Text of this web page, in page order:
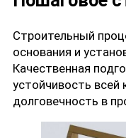
Строительный
основания и
Качественная
устойчивость всей
долговечность в